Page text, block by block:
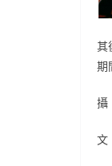
其
期
攝
文